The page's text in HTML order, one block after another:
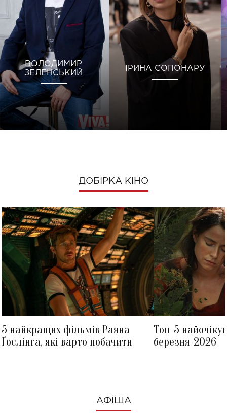
ВОЛОДИМИР
ЗЕЛЕНСЬКИЙ
ІРИНА СОПОНАРУ
ДОБІРКА КІНО
5 найкращих фільмів Раяна
Ґослінга, які варто побачити
Топ-5
березня-2026
АФІША